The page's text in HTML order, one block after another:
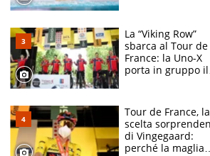
mirino
La “Viking Row”
sbarca al Tour de
France: la Uno-X
porta in gruppo il
compagni
Tour de France, la
scelta
di Vingegaard:
perché la maglia